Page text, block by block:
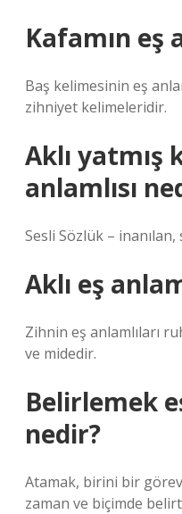
Kafamın eş
Baş kelimesinin eş
zihniyet kelimeleridir.
Aklı yatmış
anlamlısı
Sesli Sözlük – inanılan,
Aklı eş
Zihnin eş anlamlıları
ve midedir.
Belirlemek
nedir?
Atamak, birini bir
zaman ve biçimde